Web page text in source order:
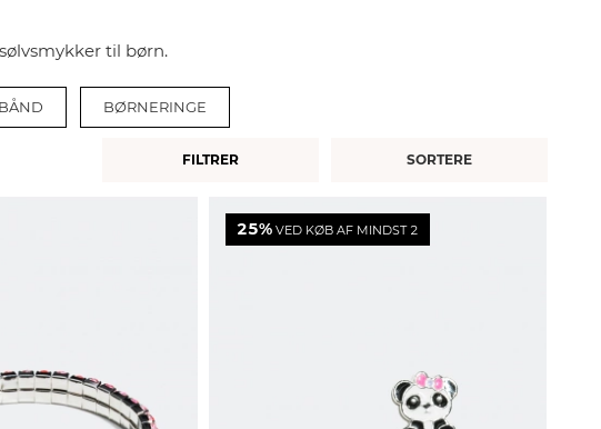
til børn.
BØRNERINGE
FILTRER
25% VED KØB AF MINDST 2